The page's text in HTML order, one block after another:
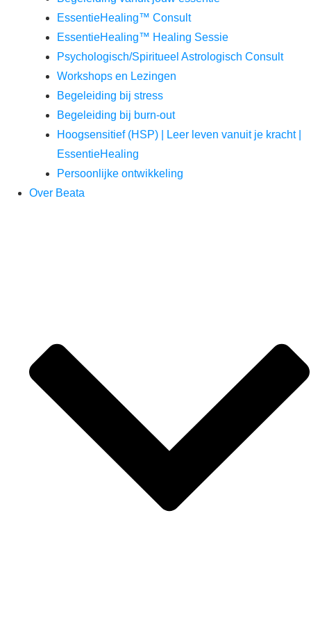
EssentieHealing™ Consult
EssentieHealing™ Healing Sessie
Psychologisch/Spiritueel Astrologisch Consult
Workshops en Lezingen
Begeleiding bij stress
Begeleiding bij burn-out
Hoogsensitief (HSP) | Leer leven vanuit je kracht |
EssentieHealing
Persoonlijke ontwikkeling
Over Beata